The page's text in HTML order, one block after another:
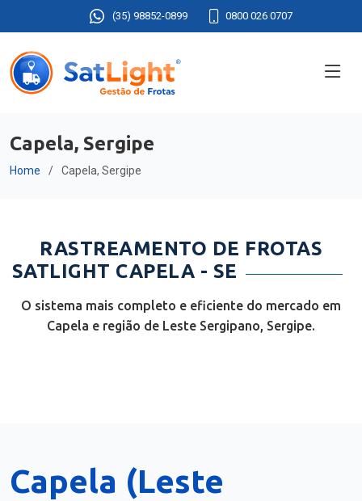
(35) 98852-0899 0800 026 0707
Capela, Sergipe
Home Capela, Sergipe
RASTREAMENTO DE FROTAS
SATLIGHT CAPELA - SE
O sistema mais completo e eficiente do mercado em
Capela e região de Leste Sergipano, Sergipe.
Capela (Leste